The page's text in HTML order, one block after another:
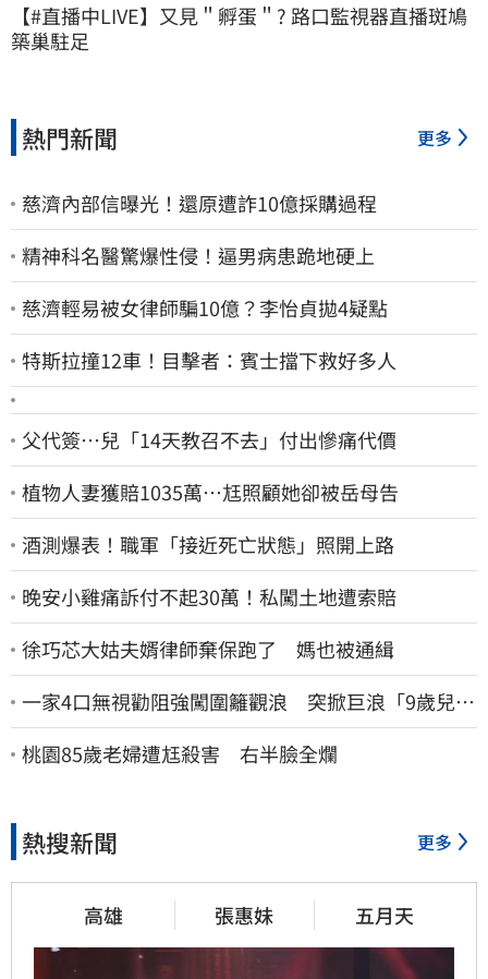
【#直播中LIVE】又見＂孵蛋＂? 路口監視器直播斑鳩
築巢駐足
熱門新聞 更多
慈濟內部信曝光！還原遭詐10億採購過程
精神科名醫驚爆性侵！逼男病患跪地硬上
慈濟輕易被女律師騙10億？李怡貞拋4疑點
特斯拉撞12車！目擊者：賓士擋下救好多人
父代簽…兒「14天教召不去」付出慘痛代價
植物人妻獲賠1035萬…尪照顧她卻被岳母告
酒測爆表！職軍「接近死亡狀態」照開上路
晚安小雞痛訴付不起30萬！私闖土地遭索賠
徐巧芯大姑夫婿律師棄保跑了 媽也被通緝
一家4口無視勸阻強闖圍籬觀浪 突掀巨浪「9歲兒當
場遭捲入海」
桃園85歲老婦遭尪殺害 右半臉全爛
熱搜新聞 更多
高雄 張惠妹 五月天